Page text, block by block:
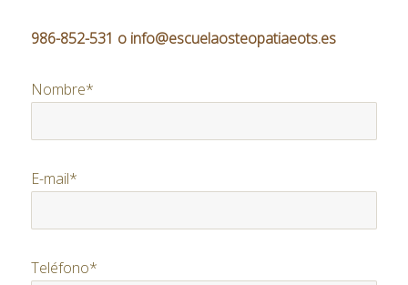
986-852-531 o info@escuelaosteopatiaeots.es
Nombre*
E-mail*
Teléfono*